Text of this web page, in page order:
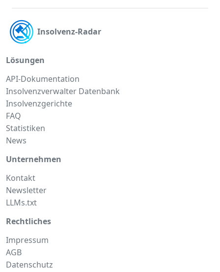
Insolvenz-Radar
Lösungen
API-Dokumentation
Insolvenzverwalter Datenbank
Insolvenzgerichte
FAQ
Statistiken
News
Unternehmen
Kontakt
Newsletter
LLMs.txt
Rechtliches
Impressum
AGB
Datenschutz